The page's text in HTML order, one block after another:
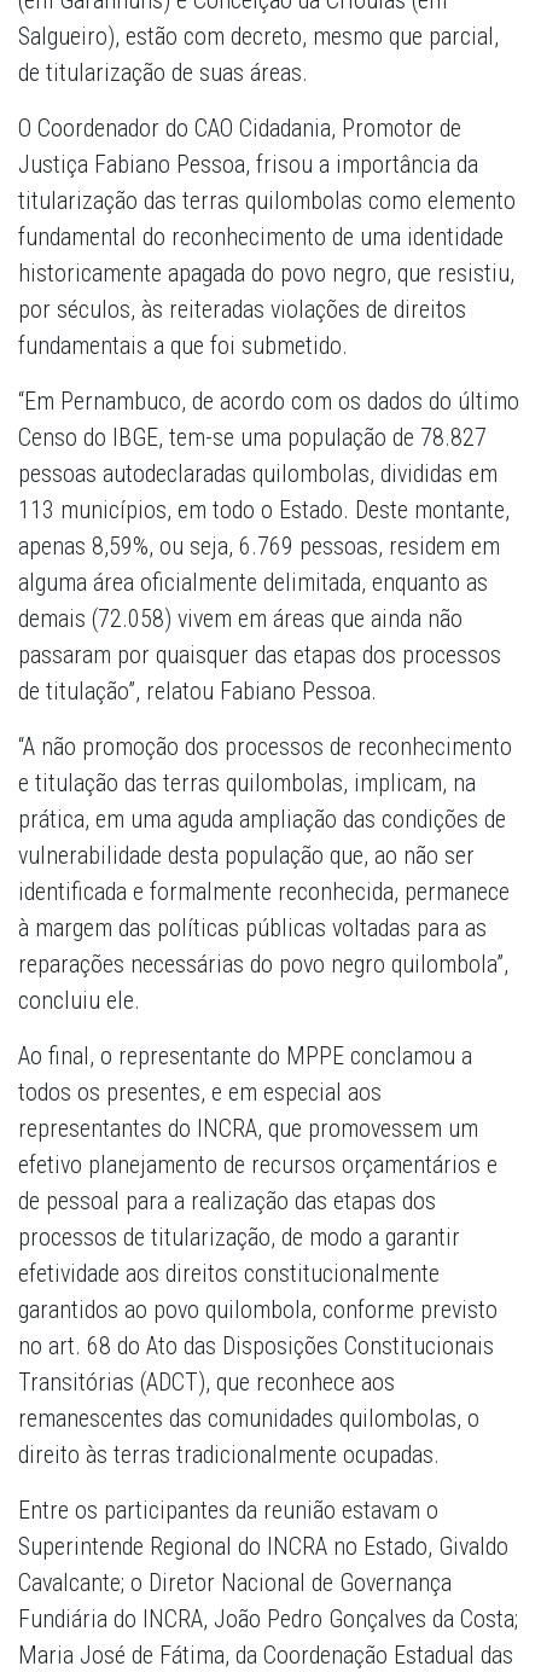
Salgueiro), estão com decreto, mesmo que parcial,
de titularização de suas áreas.
O Coordenador do CAO Cidadania, Promotor de
Justiça Fabiano Pessoa, frisou a importância da
titularização das terras quilombolas como elemento
fundamental do reconhecimento de uma identidade
historicamente apagada do povo negro, que resistiu,
por séculos, às reiteradas violações de direitos
fundamentais a que foi submetido.
“Em Pernambuco, de acordo com os dados do último
Censo do IBGE, tem-se uma população de 78.827
pessoas autodeclaradas quilombolas, divididas em
113 municípios, em todo o Estado. Deste montante,
apenas 8,59%, ou seja, 6.769 pessoas, residem em
alguma área oficialmente delimitada, enquanto as
demais (72.058) vivem em áreas que ainda não
passaram por quaisquer das etapas dos processos
de titulação”, relatou Fabiano Pessoa.
“A não promoção dos processos de reconhecimento
e titulação das terras quilombolas, implicam, na
prática, em uma aguda ampliação das condições de
vulnerabilidade desta população que, ao não ser
identificada e formalmente reconhecida, permanece
à margem das políticas públicas voltadas para as
reparações necessárias do povo negro quilombola”,
concluiu ele.
Ao final, o representante do MPPE conclamou a
todos os presentes, e em especial aos
representantes do INCRA, que promovessem um
efetivo planejamento de recursos orçamentários e
de pessoal para a realização das etapas dos
processos de titularização, de modo a garantir
efetividade aos direitos constitucionalmente
garantidos ao povo quilombola, conforme previsto
no art. 68 do Ato das Disposições Constitucionais
Transitórias (ADCT), que reconhece aos
remanescentes das comunidades quilombolas, o
direito às terras tradicionalmente ocupadas.
Entre os participantes da reunião estavam o
Superintende Regional do INCRA no Estado, Givaldo
Cavalcante; o Diretor Nacional de Governança
Fundiária do INCRA, João Pedro Gonçalves da Costa;
Maria José de Fátima, da Coordenação Estadual das